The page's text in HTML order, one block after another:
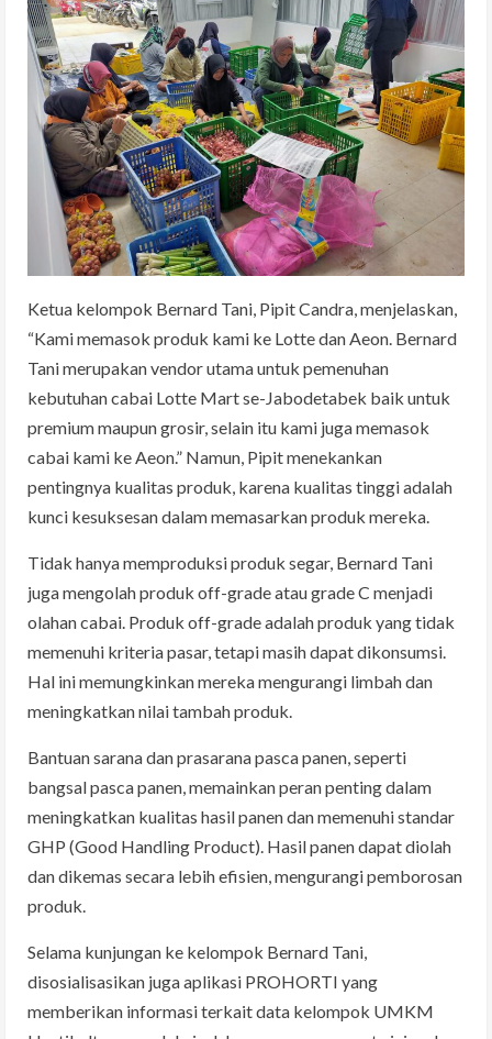
Ketua kelompok Bernard Tani, Pipit Candra, menjelaskan,
“Kami memasok produk kami ke Lotte dan Aeon. Bernard
Tani merupakan vendor utama untuk pemenuhan
kebutuhan cabai Lotte Mart se-Jabodetabek baik untuk
premium maupun grosir, selain itu kami juga memasok
cabai kami ke Aeon.” Namun, Pipit menekankan
pentingnya kualitas produk, karena kualitas tinggi adalah
kunci kesuksesan dalam memasarkan produk mereka.
Tidak hanya memproduksi produk segar, Bernard Tani
juga mengolah produk off-grade atau grade C menjadi
olahan cabai. Produk off-grade adalah produk yang tidak
memenuhi kriteria pasar, tetapi masih dapat dikonsumsi.
Hal ini memungkinkan mereka mengurangi limbah dan
meningkatkan nilai tambah produk.
Bantuan sarana dan prasarana pasca panen, seperti
bangsal pasca panen, memainkan peran penting dalam
meningkatkan kualitas hasil panen dan memenuhi standar
GHP (Good Handling Product). Hasil panen dapat diolah
dan dikemas secara lebih efisien, mengurangi pemborosan
produk.
Selama kunjungan ke kelompok Bernard Tani,
disosialisasikan juga aplikasi PROHORTI yang
memberikan informasi terkait data kelompok UMKM